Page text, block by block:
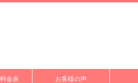
金表 お客様の声